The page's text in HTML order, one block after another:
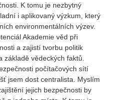
K tomu je nezbytný
i aplikovaný výzkum, který
environmentálních výzev.
Akademie věd při
a zajistí tvorbu politik
vědeckých faktů.
počítačových sítí
jsem dost centralista. Myslím
jejich bezpečnosti by